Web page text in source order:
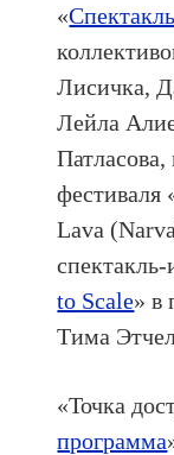
«
Лисичка,
Лейла
фестиваля
Lava
to Scale» в
Тима
«Точка
программа